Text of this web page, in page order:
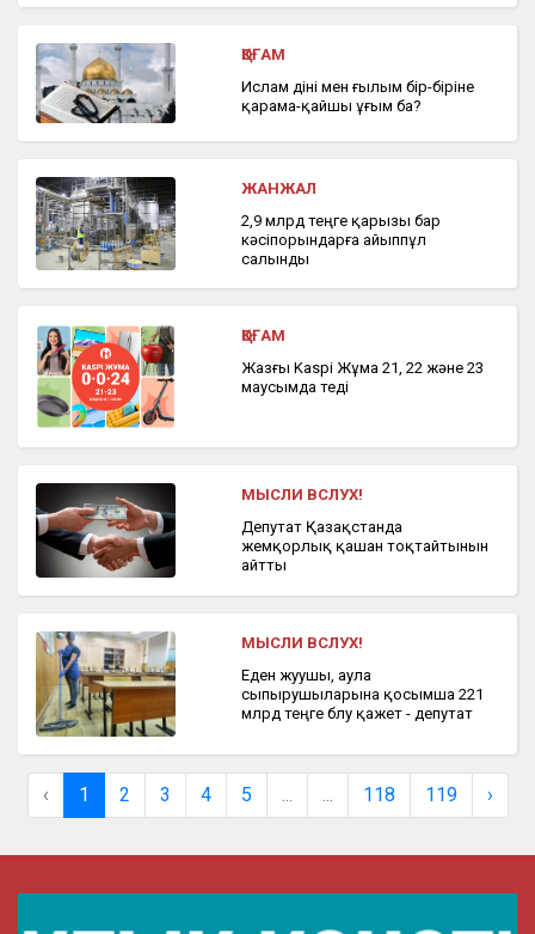
ҚОҒАМ
Ислам діні мен ғылым бір-біріне
қарама-қайшы ұғым ба?
ЖАНЖАЛ
2,9 млрд теңге қарызы бар
кәсіпорындарға айыппұл
салынды
ҚОҒАМ
Жазғы Kaspi Жұма 21, 22 және 23
маусымда өтеді
МЫСЛИ ВСЛУХ!
Депутат Қазақстанда
жемқорлық қашан тоқтайтынын
айтты
МЫСЛИ ВСЛУХ!
Еден жуушы, аула
сыпырушыларына қосымша 221
млрд теңге бөлу қажет - депутат
‹ 1 2 3 4 5 118 119 ›